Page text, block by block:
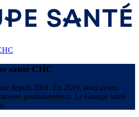
santé CHC
depuis 2001. En 2019, nous avons
positionnement. Le Groupe santé